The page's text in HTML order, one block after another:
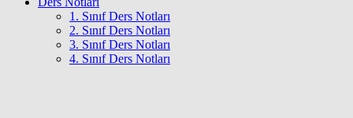
1. Sınıf Ders Notları
2. Sınıf Ders Notları
3. Sınıf Ders Notları
4. Sınıf Ders Notları